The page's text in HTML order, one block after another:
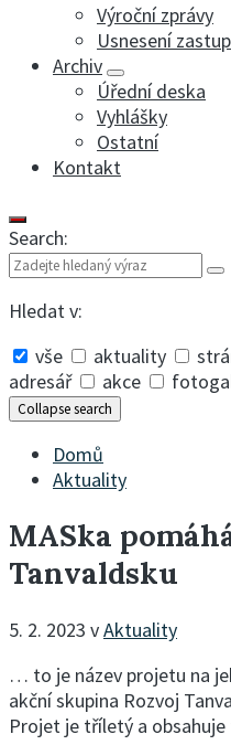
Výroční zprávy
Usnesení
Archiv
Úřední deska
Vyhlášky
Ostatní
Kontakt
Search:
Hledat v:
vše
aktuality
adresář
akce
Collapse search
Domů
Aktuality
MASka
Tanvaldsku
5. 2. 2023 vAktuality
… to je název projetu na
akční skupina Rozvoj
Projet je tříletý a